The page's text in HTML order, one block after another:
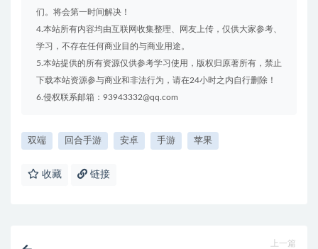
们。将会第一时间解决！
4.本站所有内容均由互联网收集整理、网友上传，仅供大家参考、
学习，不存在任何商业目的与商业用途。
5.本站提供的所有资源仅供参考学习使用，版权归原著所有，禁止
下载本站资源参与商业和非法行为，请在24小时之内自行删除！
6.侵权联系邮箱：93943332@qq.com
双端 回合手游 安卓 手游 苹果
收藏 链接
上一篇